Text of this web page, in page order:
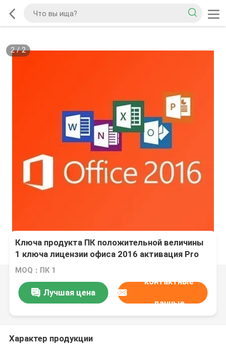
2/2
Ключа продукта ПК положительной величины
1 ключа лицензии офиса 2016 активация Pro
онлайн
MOQ：ПК 1
Лучшая цена
контактные
данные
Характер продукции